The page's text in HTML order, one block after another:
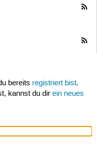
bereits registriert bist.
kannst du dir ein neues